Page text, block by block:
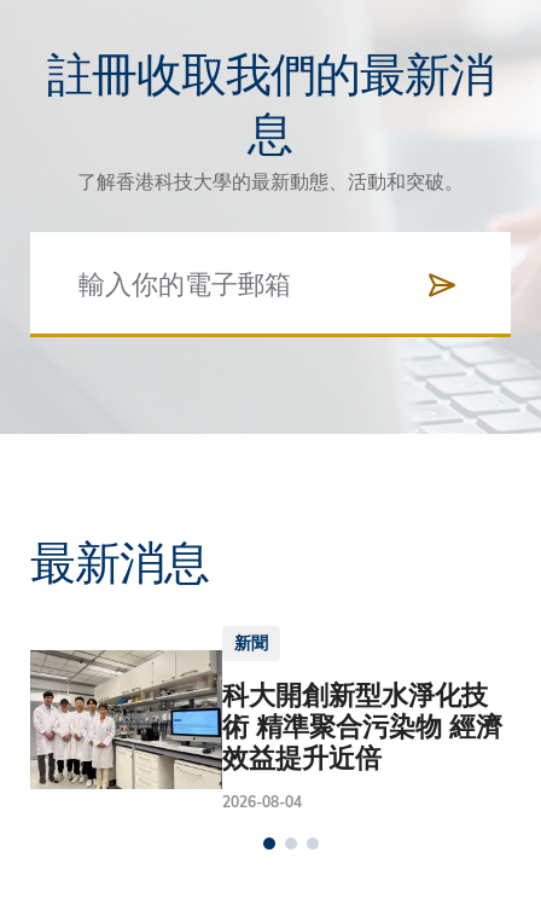
註冊收取我們的最新消
息
了解香港科技大學的最新動態、活動和突破。
最新消息
新聞
科大開創新型水淨化技
術 精準聚合污染物 經濟
效益提升近倍
2026-08-04